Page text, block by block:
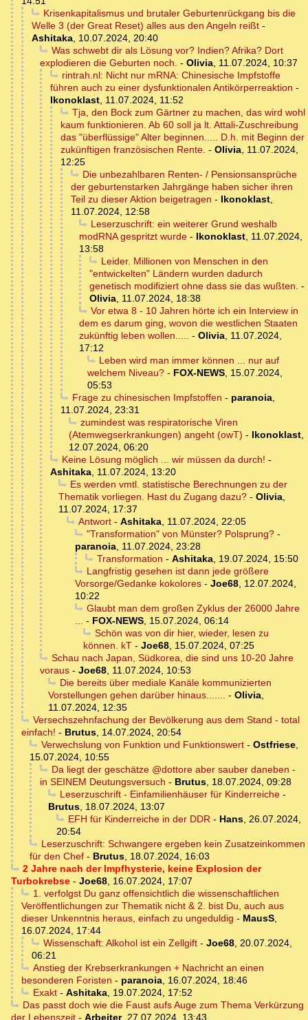
Krisenkapitalismus und brutaler Geburtenrückgang bis die
Welle 3 (der Great Reset) alles aus den Angeln reißt -
Ashitaka, 10.07.2024, 20:40
Was schwebt dir als Lösung vor? Indien? Afrika? Dort
explodieren die Geburten noch. - Olivia, 11.07.2024, 10:37
rintrah.nl: Nicht nur mRNA: Chinesische Impfstoffe
führen auch zu einer dysfunktionalen Antikörperreaktion -
Ikonoklast, 11.07.2024, 11:52
Tja, den Bock zum Gärtner zu machen, das wird wohl
kaum funktionieren. Ab 60 soll ja lt. Attali-Zuschreibung
das "überflüssige" Alter beginnen..... D.h. mit Beginn der
zukünftigen französischen Rente. - Olivia, 11.07.2024,
12:25
Die unbezahlbaren Renten- / Pensionsansprüche
der geburtenstarken Jahrgänge haben sicher ihren
Teil zu dieser Aktion beigetragen - Ikonoklast,
11.07.2024, 12:58
Leserzuschrift: ein weiterer Grund weshalb
modRNA gespritzt wurde - Ikonoklast, 11.07.2024,
13:58
Leider. Millionen von Menschen in den
"entwickelten" Ländern wurden dadurch
genetisch modifiziert ohne dass sie das wußten. -
Olivia, 11.07.2024, 18:38
Vor etwa 8 - 10 Jahren hörte ich ein Interview in
dem es darum ging, wovon die westlichen Staaten
zukünftig leben wollen..... - Olivia, 11.07.2024,
17:12
Leben wird man immer können ... nur auf
welchem Niveau? - FOX-NEWS, 15.07.2024,
05:53
Frage zu chinesischen Impfstoffen - paranoia,
11.07.2024, 23:31
zumindest was respiratorische Viren
(Atemwegserkrankungen) angeht (owT) - Ikonoklast,
12.07.2024, 06:20
Keine Lösung möglich ... wir müssen da durch! -
Ashitaka, 11.07.2024, 13:20
Es werden vmtl. statistische Berechnungen zu der
Thematik vorliegen. Hast du Zugang dazu? - Olivia,
11.07.2024, 17:37
Antwort- Ashitaka, 11.07.2024, 22:05
"Transformation" von Münster? Polsprung?-
paranoia, 11.07.2024, 23:28
Transformation - Ashitaka, 19.07.2024, 15:50
Langfristig gesehen ist dann jede größere
Vorsorge/Gedanke kokolores - Joe68, 12.07.2024,
10:22
Glaubt man dem großen Zyklus der 26000 Jahre
... - FOX-NEWS, 15.07.2024, 06:14
Schön was von dir hier, wieder, lesen zu
können. kT - Joe68, 15.07.2024, 07:25
Schau nach Japan, Südkorea, die sind uns 10-20 Jahre
voraus - Joe68, 11.07.2024, 10:53
Die bereits über mediale Kanäle kommunizierten
Vorstellungen gehen darüber hinaus....... - Olivia,
11.07.2024, 12:35
Versechszehnfachung der Bevölkerung aus dem Stand - total
einfach! - Brutus, 14.07.2024, 20:54
Verwechslung von Funktion und Funktionswert- Ostfriese,
15.07.2024, 10:55
Da liegt der geschätze @dottore aber sauber daneben -
in SEINEM Deutungsversuch - Brutus, 18.07.2024, 09:28
Leserzuschrift - Einfamilienhäuser für Kinderreiche-
Brutus, 18.07.2024, 13:07
EFH für Kinderreiche in der DDR- Hans, 26.07.2024,
20:54
Leserzuschrift: Schwangere ergeben kein Zusatzeinkommen
für den Chef - Brutus, 18.07.2024, 16:03
2 Jahre nach der Impfhysterie, keine Explosion der
Turbokrebse - Joe68, 16.07.2024, 17:07
1. verfolgst Du ganz offensichtlich die wissenschaftlichen
Veröffentlichungen zur Thematik nicht & 2. bist Du, auch aus
dieser Unkenntnis heraus, einfach zu ungeduldig - MausS,
16.07.2024, 17:44
Wissenschaft: Alkohol ist ein Zellgift- Joe68, 20.07.2024,
06:21
Anstieg der Krebserkrankungen + Nachricht an einen
besonderen Foristen - paranoia, 16.07.2024, 18:46
Exakt- Ashitaka, 19.07.2024, 17:52
Das passt doch wie die Faust aufs Auge zum Thema Verkürzung
der Lebenszeit - Arbeiter, 27.07.2024, 13:43